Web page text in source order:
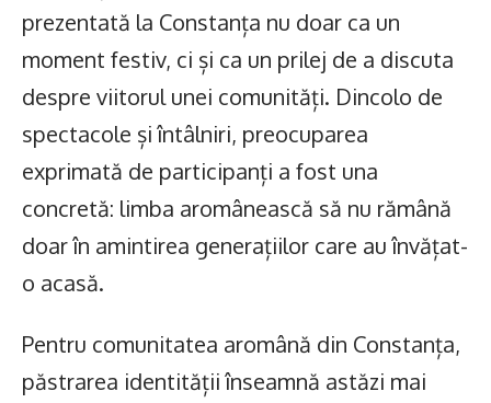
prezentată la Constanța nu doar ca un
moment festiv, ci și ca un prilej de a discuta
despre viitorul unei comunități. Dincolo de
spectacole și întâlniri, preocuparea
exprimată de participanți a fost una
concretă: limba aromânească să nu rămână
doar în amintirea generațiilor care au învățat-
o acasă.
Pentru comunitatea aromână din Constanța,
păstrarea identității înseamnă astăzi mai